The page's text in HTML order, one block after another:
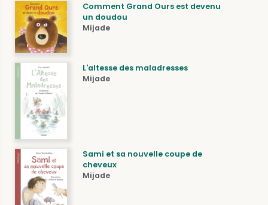
Comment Grand Ours est devenu
un doudou
Mijade
L'altesse des maladresses
Mijade
Sami et sa nouvelle coupe de
cheveux
Mijade